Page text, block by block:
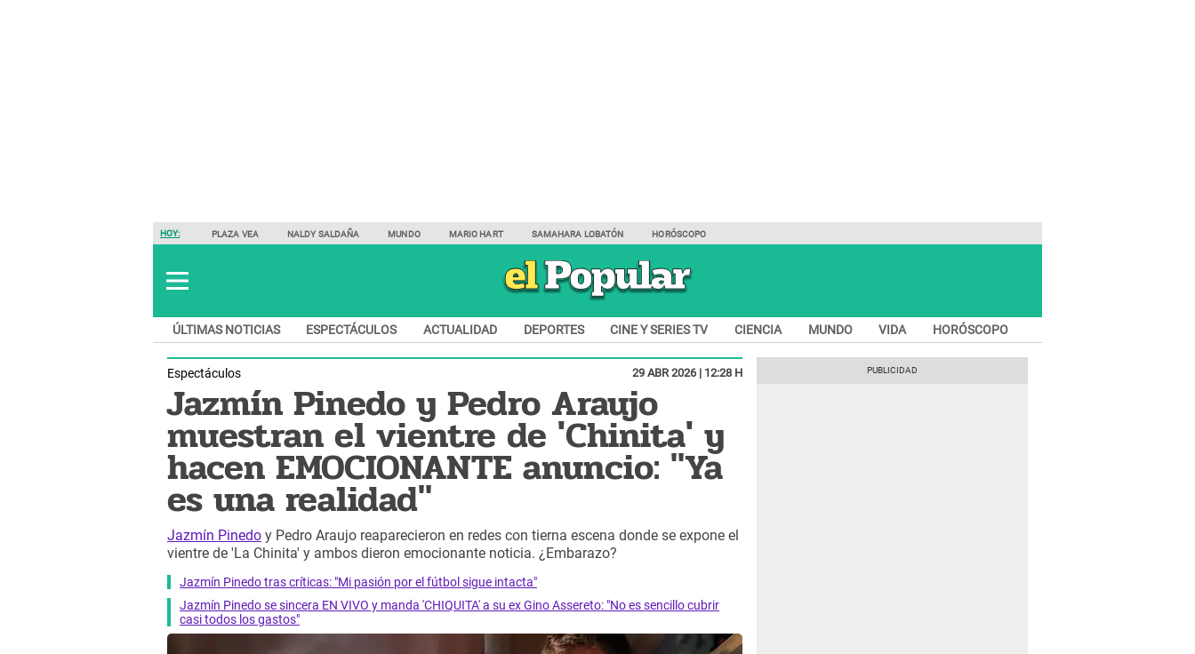
HOY: PLAZA VEA NALDY SALDAÑA MUNDO MARIO HART SAMAHARA LOBATÓN HORÓSCOPO
ÚLTIMAS NOTICIAS ESPECTÁCULOS ACTUALIDAD DEPORTES CINE Y SERIES TV CIENCIA MUNDO VIDA HORÓSCOPO
Espectáculos 29 ABR 2026 | 12:28 H
Jazmín Pinedo y Pedro Araujo
muestran el vientre de 'Chinita' y
hacen EMOCIONANTE anuncio: "Ya
es una realidad"
Jazmín Pinedo y Pedro Araujo reaparecieron en redes con tierna escena donde se expone el
vientre de 'La Chinita' y ambos dieron emocionante noticia. ¿Embarazo?
Jazmín Pinedo tras críticas: "Mi pasión por el fútbol sigue intacta"
Jazmín Pinedo se sincera EN VIVO y manda 'CHIQUITA' a su ex Gino Assereto: "No es sencillo cubrir
casi todos los gastos"